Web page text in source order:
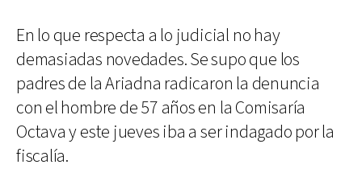
En lo que respecta a lo judicial no hay
demasiadas novedades. Se supo que los
padres de la Ariadna radicaron la denuncia
con el hombre de 57 años en la Comisaría
Octava y este jueves iba a ser indagado por la
fiscalía.